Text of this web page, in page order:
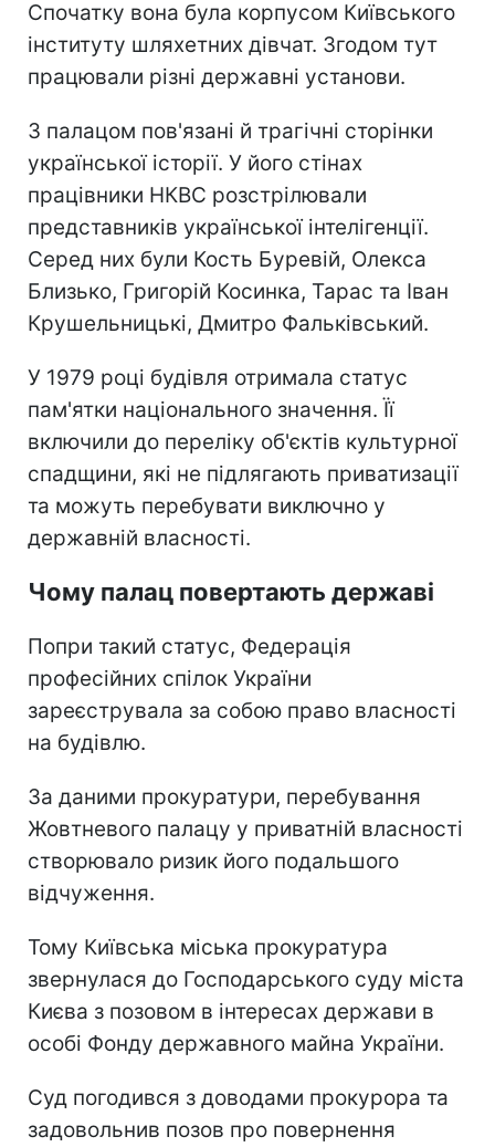
Спочатку вона була корпусом Київського
інституту шляхетних дівчат. Згодом тут
працювали різні державні установи.
З палацом пов'язані й трагічні сторінки
української історії. У його стінах
працівники НКВС розстрілювали
представників української інтелігенції.
Серед них були Кость Буревій, Олекса
Близько, Григорій Косинка, Тарас та Іван
Крушельницькі, Дмитро Фальківський.
У 1979 році будівля отримала статус
пам'ятки національного значення. Її
включили до переліку об'єктів культурної
спадщини, які не підлягають приватизації
та можуть перебувати виключно у
державній власності.
Чому палац повертають державі
Попри такий статус, Федерація
професійних спілок України
зареєструвала за собою право власності
на будівлю.
За даними прокуратури, перебування
Жовтневого палацу у приватній власності
створювало ризик його подальшого
відчуження.
Тому Київська міська прокуратура
звернулася до Господарського суду міста
Києва з позовом в інтересах держави в
особі Фонду державного майна України.
Суд погодився з доводами прокурора та
задовольнив позов про повернення